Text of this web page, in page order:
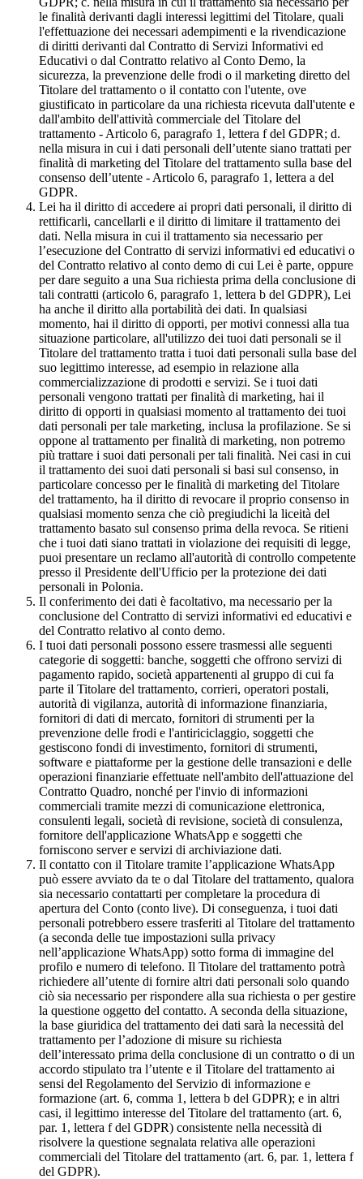
le finalità derivanti dagli interessi legittimi del Titolare, quali
l'effettuazione dei necessari adempimenti e la rivendicazione
di diritti derivanti dal Contratto di Servizi Informativi ed
Educativi o dal Contratto relativo al Conto Demo, la
sicurezza, la prevenzione delle frodi o il marketing diretto del
Titolare del trattamento o il contatto con l'utente, ove
giustificato in particolare da una richiesta ricevuta dall'utente e
dall'ambito dell'attività commerciale del Titolare del
trattamento - Articolo 6, paragrafo 1, lettera f del GDPR; d.
nella misura in cui i dati personali dell’utente siano trattati per
finalità di marketing del Titolare del trattamento sulla base del
consenso dell’utente - Articolo 6, paragrafo 1, lettera a del
GDPR.
Lei ha il diritto di accedere ai propri dati personali, il diritto di
rettificarli, cancellarli e il diritto di limitare il trattamento dei
dati. Nella misura in cui il trattamento sia necessario per
l’esecuzione del Contratto di servizi informativi ed educativi o
del Contratto relativo al conto demo di cui Lei è parte, oppure
per dare seguito a una Sua richiesta prima della conclusione di
tali contratti (articolo 6, paragrafo 1, lettera b del GDPR), Lei
ha anche il diritto alla portabilità dei dati. In qualsiasi
momento, hai il diritto di opporti, per motivi connessi alla tua
situazione particolare, all'utilizzo dei tuoi dati personali se il
Titolare del trattamento tratta i tuoi dati personali sulla base del
suo legittimo interesse, ad esempio in relazione alla
commercializzazione di prodotti e servizi. Se i tuoi dati
personali vengono trattati per finalità di marketing, hai il
diritto di opporti in qualsiasi momento al trattamento dei tuoi
dati personali per tale marketing, inclusa la profilazione. Se si
oppone al trattamento per finalità di marketing, non potremo
più trattare i suoi dati personali per tali finalità. Nei casi in cui
il trattamento dei suoi dati personali si basi sul consenso, in
particolare concesso per le finalità di marketing del Titolare
del trattamento, ha il diritto di revocare il proprio consenso in
qualsiasi momento senza che ciò pregiudichi la liceità del
trattamento basato sul consenso prima della revoca. Se ritieni
che i tuoi dati siano trattati in violazione dei requisiti di legge,
puoi presentare un reclamo all'autorità di controllo competente
presso il Presidente dell'Ufficio per la protezione dei dati
personali in Polonia.
Il conferimento dei dati è facoltativo, ma necessario per la
conclusione del Contratto di servizi informativi ed educativi e
del Contratto relativo al conto demo.
I tuoi dati personali possono essere trasmessi alle seguenti
categorie di soggetti: banche, soggetti che offrono servizi di
pagamento rapido, società appartenenti al gruppo di cui fa
parte il Titolare del trattamento, corrieri, operatori postali,
autorità di vigilanza, autorità di informazione finanziaria,
fornitori di dati di mercato, fornitori di strumenti per la
prevenzione delle frodi e l'antiriciclaggio, soggetti che
gestiscono fondi di investimento, fornitori di strumenti,
software e piattaforme per la gestione delle transazioni e delle
operazioni finanziarie effettuate nell'ambito dell'attuazione del
Contratto Quadro, nonché per l'invio di informazioni
commerciali tramite mezzi di comunicazione elettronica,
consulenti legali, società di revisione, società di consulenza,
fornitore dell'applicazione WhatsApp e soggetti che
forniscono server e servizi di archiviazione dati.
Il contatto con il Titolare tramite l’applicazione WhatsApp
può essere avviato da te o dal Titolare del trattamento, qualora
sia necessario contattarti per completare la procedura di
apertura del Conto (conto live). Di conseguenza, i tuoi dati
personali potrebbero essere trasferiti al Titolare del trattamento
(a seconda delle tue impostazioni sulla privacy
nell’applicazione WhatsApp) sotto forma di immagine del
profilo e numero di telefono. Il Titolare del trattamento potrà
richiedere all’utente di fornire altri dati personali solo quando
ciò sia necessario per rispondere alla sua richiesta o per gestire
la questione oggetto del contatto. A seconda della situazione,
la base giuridica del trattamento dei dati sarà la necessità del
trattamento per l’adozione di misure su richiesta
dell’interessato prima della conclusione di un contratto o di un
accordo stipulato tra l’utente e il Titolare del trattamento ai
sensi del Regolamento del Servizio di informazione e
formazione (art. 6, comma 1, lettera b del GDPR); e in altri
casi, il legittimo interesse del Titolare del trattamento (art. 6,
par. 1, lettera f del GDPR) consistente nella necessità di
risolvere la questione segnalata relativa alle operazioni
commerciali del Titolare del trattamento (art. 6, par. 1, lettera f
del GDPR).